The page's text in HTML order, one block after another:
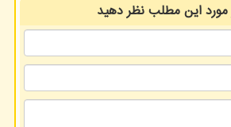
مورد این مطلبنظر دهید